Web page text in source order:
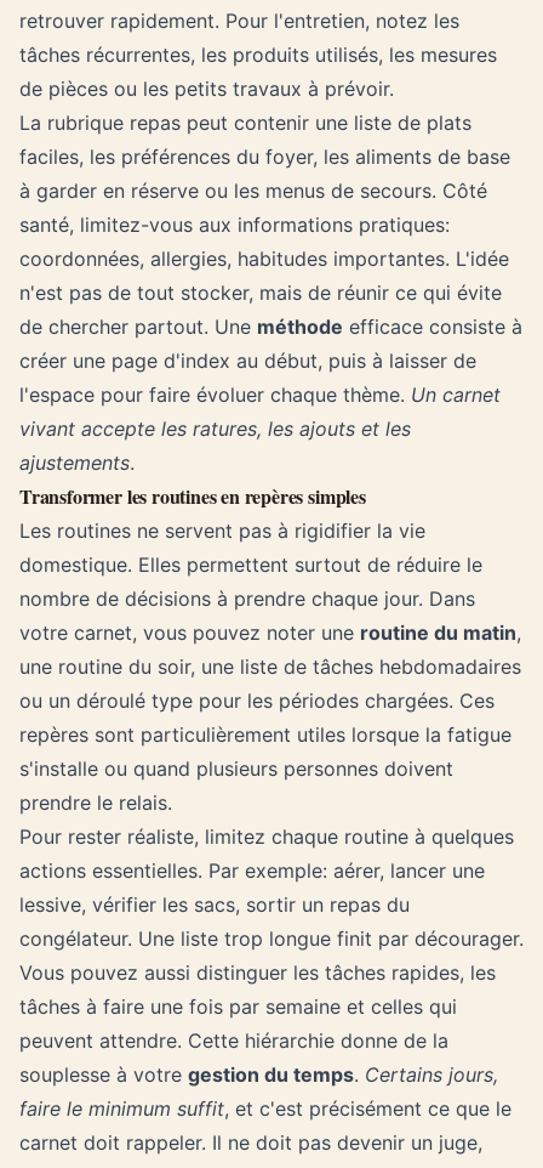
retrouver rapidement. Pour l'entretien, notez les
tâches récurrentes, les produits utilisés, les mesures
de pièces ou les petits travaux à prévoir.
La rubrique repas peut contenir une liste de plats
faciles, les préférences du foyer, les aliments de base
à garder en réserve ou les menus de secours. Côté
santé, limitez-vous aux informations pratiques:
coordonnées, allergies, habitudes importantes. L'idée
n'est pas de tout stocker, mais de réunir ce qui évite
de chercher partout. Une méthode efficace consiste à
créer une page d'index au début, puis à laisser de
l'espace pour faire évoluer chaque thème. Un carnet
vivant accepte les ratures, les ajouts et les
ajustements.
Transformer les routines en repères simples
Les routines ne servent pas à rigidifier la vie
domestique. Elles permettent surtout de réduire le
nombre de décisions à prendre chaque jour. Dans
votre carnet, vous pouvez noter une routine du matin,
une routine du soir, une liste de tâches hebdomadaires
ou un déroulé type pour les périodes chargées. Ces
repères sont particulièrement utiles lorsque la fatigue
s'installe ou quand plusieurs personnes doivent
prendre le relais.
Pour rester réaliste, limitez chaque routine à quelques
actions essentielles. Par exemple: aérer, lancer une
lessive, vérifier les sacs, sortir un repas du
congélateur. Une liste trop longue finit par décourager.
Vous pouvez aussi distinguer les tâches rapides, les
tâches à faire une fois par semaine et celles qui
peuvent attendre. Cette hiérarchie donne de la
souplesse à votre gestion du temps. Certains jours,
faire le minimum suffit, et c'est précisément ce que le
carnet doit rappeler. Il ne doit pas devenir un juge,